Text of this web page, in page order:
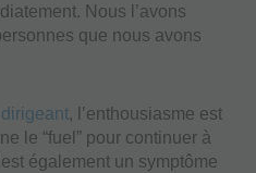
Nous l’avons
que nous avons
, l’enthousiasme est
le “fuel” pour continuer à
également un symptôme